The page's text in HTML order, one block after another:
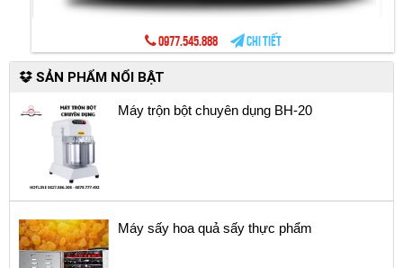
0977.545.888 Chi tiết
SẢN PHẨM NỔI BẬT
Máy trộn bột chuyên dụng BH-20
Máy sấy hoa quả sấy thực phẩm